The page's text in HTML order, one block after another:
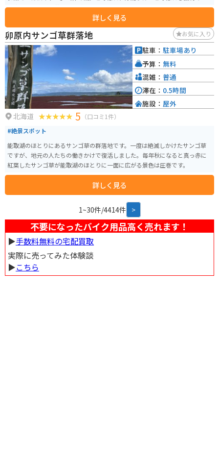
い青色の湖水が特徴です。 摩周湖は霧に覆われることもあり「霧の摩周湖」
とも呼ばれます。摩周湖は周辺を特別保護地区として保護されていて、風のな
い夜は真っ暗闇で星を見るのに最適な場所です。「摩周湖星紀行」という専
属ガイドによる星空の観察ツアーも開催されています 第一展望台は観光バス
が来たり、お土産の施設などもあるので人が多く、料金もかかりますが、バ
イクも車も停めやすくゆっくりと休憩できます。
詳しく見る
卯原内サンゴ草群落地 お気に入り
北海道 5 （口コミ1件）
#絶景スポット
能取湖のほとりにあるサンゴ草の群落地です。一度は絶滅しかけたサンゴ草
ですが、地元の人たちの働きかけで復活しました。毎年秋になると真っ赤に
紅葉したサンゴ草が能取湖のほとりに一面に広がる景色は圧巻です。
詳しく見る
駐車： 駐車場あり
予算： 無料
混雑： 普通
滞在： 0.5時間
施設： 屋外
1~30件/4414件 >
不要になったバイク用品高く売れます！
▶︎手数料無料の宅配買取
実際に売ってみた体験談
▶︎こちら